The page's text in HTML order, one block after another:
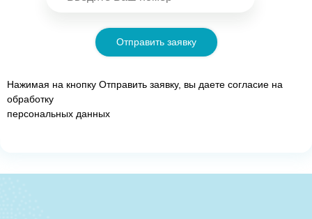
Отправить заявку
Нажимая на кнопку Отправить заявку, вы даете согласие на
обработку
персональных данных